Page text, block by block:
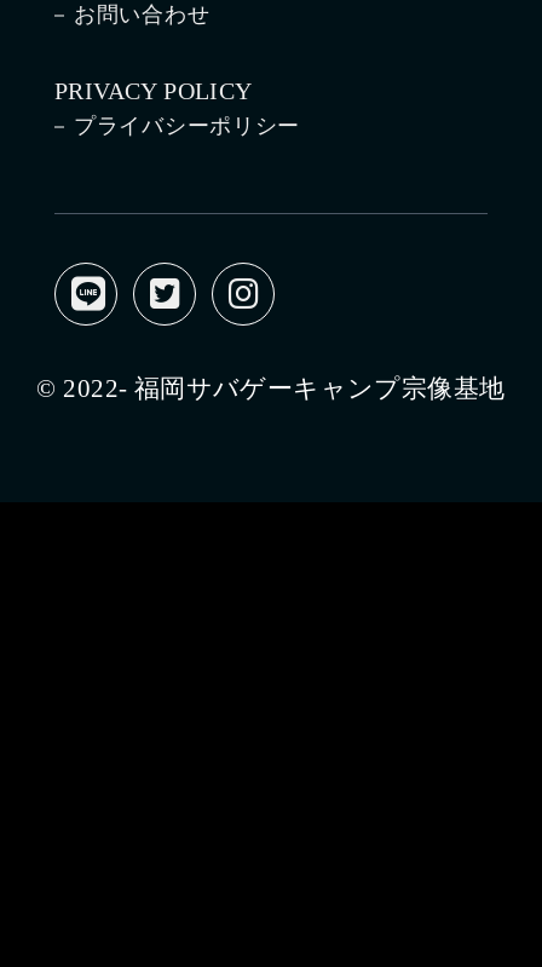
お問い合わせ
PRIVACY POLICY
プライバシーポリシー
© 2022- 福岡サバゲーキャンプ宗像基地